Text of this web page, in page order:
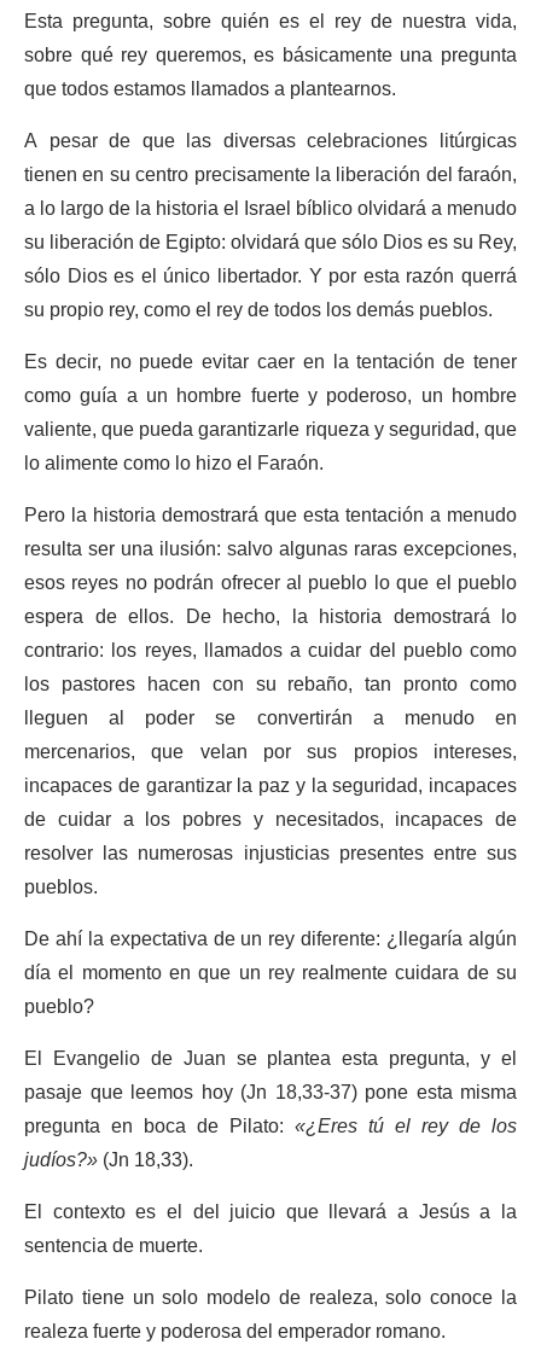
Esta pregunta, sobre quién es el rey de nuestra vida,
sobre qué rey queremos, es básicamente una pregunta
que todos estamos llamados a plantearnos.
A pesar de que las diversas celebraciones litúrgicas
tienen en su centro precisamente la liberación del faraón,
a lo largo de la historia el Israel bíblico olvidará a menudo
su liberación de Egipto: olvidará que sólo Dios es su Rey,
sólo Dios es el único libertador. Y por esta razón querrá
su propio rey, como el rey de todos los demás pueblos.
Es decir, no puede evitar caer en la tentación de tener
como guía a un hombre fuerte y poderoso, un hombre
valiente, que pueda garantizarle riqueza y seguridad, que
lo alimente como lo hizo el Faraón.
Pero la historia demostrará que esta tentación a menudo
resulta ser una ilusión: salvo algunas raras excepciones,
esos reyes no podrán ofrecer al pueblo lo que el pueblo
espera de ellos. De hecho, la historia demostrará lo
contrario: los reyes, llamados a cuidar del pueblo como
los pastores hacen con su rebaño, tan pronto como
lleguen al poder se convertirán a menudo en
mercenarios, que velan por sus propios intereses,
incapaces de garantizar la paz y la seguridad, incapaces
de cuidar a los pobres y necesitados, incapaces de
resolver las numerosas injusticias presentes entre sus
pueblos.
De ahí la expectativa de un rey diferente: ¿llegaría algún
día el momento en que un rey realmente cuidara de su
pueblo?
El Evangelio de Juan se plantea esta pregunta, y el
pasaje que leemos hoy (Jn 18,33-37) pone esta misma
pregunta en boca de Pilato: «¿Eres tú el rey de los
judíos?»(Jn 18,33).
El contexto es el del juicio que llevará a Jesús a la
sentencia de muerte.
Pilato tiene un solo modelo de realeza, solo conoce la
realeza fuerte y poderosa del emperador romano.